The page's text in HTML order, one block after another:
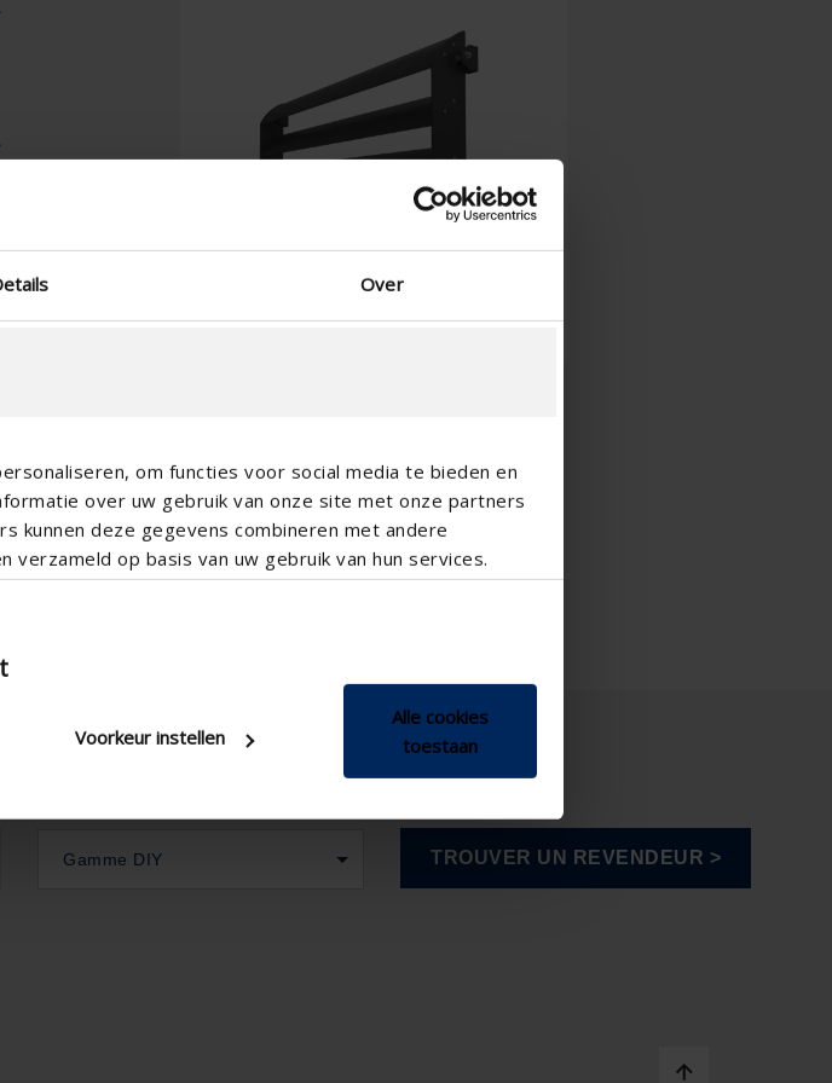
Over
om functies voor social media te bieden en
over uw gebruik van onze site met onze partners
kunnen deze gegevens combineren met andere
op basis van uw gebruik van hun services.
Voorkeur instellen
Alle cookies
toestaan
Anglais - Canada
Moyen Orient
Gamme DIY